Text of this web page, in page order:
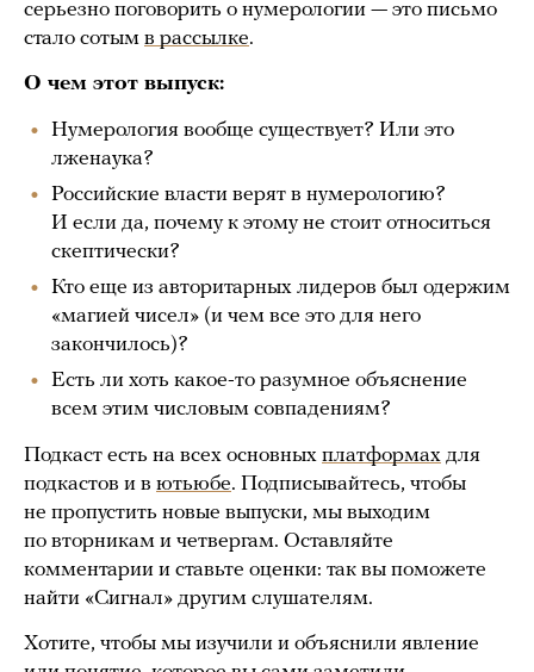
серьезно поговорить о нумерологии — это письмо
стало сотым в рассылке.
О чем этот выпуск:
Нумерология вообще существует? Или это
лженаука?
Российские власти верят в нумерологию?
И если да, почему к этому не стоит относиться
скептически?
Кто еще из авторитарных лидеров был одержим
«магией чисел» (и чем все это для него
закончилось)?
Есть ли хоть какое-то разумное объяснение
всем этим числовым совпадениям?
Подкаст есть на всех основных платформах для
подкастов и в ютьюбе. Подписывайтесь, чтобы
не пропустить новые выпуски, мы выходим
по вторникам и четвергам. Оставляйте
комментарии и ставьте оценки: так вы поможете
найти «Сигнал» другим слушателям.
Хотите, чтобы мы изучили и объяснили явление